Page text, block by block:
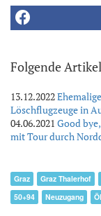
Folgende
13.12.2022
Löschflugzeuge in
04.06.2021 Good
mit Tour durch
Graz Graz Thalerhof
50+94
Neuzugang